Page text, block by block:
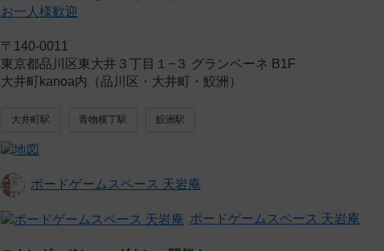
お一人様歓迎
〒140-0011
東京都品川区東大井３丁目１−３ グランベーネ B1F
大井町kanoa内（品川区・大井町・鮫洲）
大井町駅 青物横丁駅 鮫洲駅
ボードゲームスペース 天岩庵
ボードゲームスペース 天岩庵